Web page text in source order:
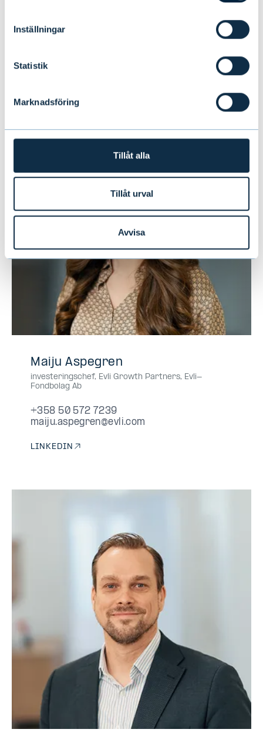
Inställningar
Statistik
Marknadsföring
Tillåt alla
Tillåt urval
Avvisa
riku.asikainen@evli.com
Maiju Aspegren
investeringschef, Evli Growth Partners, Evli-
Fondbolag Ab
+358 50 572 7239
+358
50
572
+358505727239
050
572
7239
0505727239
050-
5727239
maiju.aspegren@evli.com
LINKEDIN